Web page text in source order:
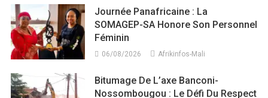
Journée Panafricaine : La
SOMAGEP-SA Honore Son Personnel
Féminin
06/08/2026 Afrikinfos-Mali
Bitumage De L’axe Banconi-
Nossombougou : Le Défi Du Respect